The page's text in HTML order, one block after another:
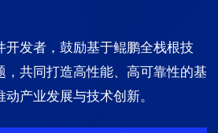
开发者，鼓励基于鲲鹏全栈根技
，共同打造高性能、高可靠性的基
产业发展与技术创新。